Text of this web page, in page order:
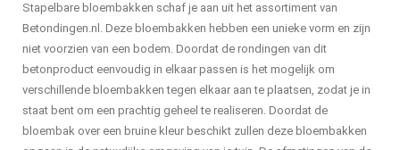
Stapelbare bloembakken schaf je aan uit het assortiment van
Betondingen.nl. Deze bloembakken hebben een unieke vorm en zijn
niet voorzien van een bodem. Doordat de rondingen van dit
betonproduct eenvoudig in elkaar passen is het mogelijk om
verschillende bloembakken tegen elkaar aan te plaatsen, zodat je in
staat bent om een prachtig geheel te realiseren. Doordat de
bloembak over een bruine kleur beschikt zullen deze bloembakken